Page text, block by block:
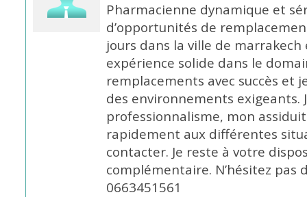
Pharmacienne dynamique et
d’opportunités de
jours dans la ville de marrakech
expérience solide dans le
remplacements avec succès et
des environnements exigeants.
professionnalisme, mon
rapidement aux différentes
contacter. Je reste à votre
complémentaire. N’hésitez
0663451561